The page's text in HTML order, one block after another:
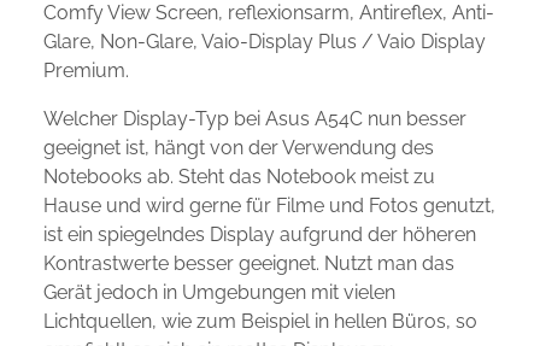
Comfy View Screen, reflexionsarm, Antireflex, Anti-
Glare, Non-Glare, Vaio-Display Plus / Vaio Display
Premium.
Welcher Display-Typ bei Asus A54C nun besser
geeignet ist, hängt von der Verwendung des
Notebooks ab. Steht das Notebook meist zu
Hause und wird gerne für Filme und Fotos genutzt,
ist ein spiegelndes Display aufgrund der höheren
Kontrastwerte besser geeignet. Nutzt man das
Gerät jedoch in Umgebungen mit vielen
Lichtquellen, wie zum Beispiel in hellen Büros, so